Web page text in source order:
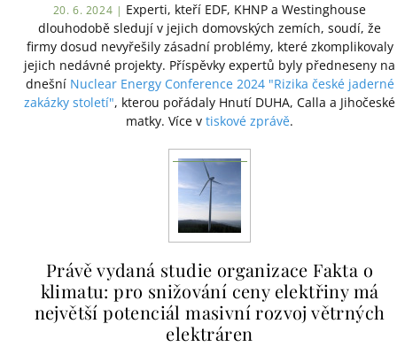
20. 6. 2024 | Experti, kteří EDF, KHNP a Westinghouse
dlouhodobě sledují v jejich domovských zemích, soudí, že
firmy dosud nevyřešily zásadní problémy, které zkomplikovaly
jejich nedávné projekty. Příspěvky expertů byly předneseny na
dnešní Nuclear Energy Conference 2024 "Rizika české jaderné
zakázky století", kterou pořádaly Hnutí DUHA, Calla a Jihočeské
matky. Více v tiskové zprávě.
Právě vydaná studie organizace Fakta o
klimatu: pro snižování ceny elektřiny má
největší potenciál masivní rozvoj větrných
elektráren